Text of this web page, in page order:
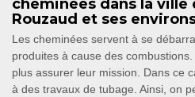
cheminées dans la ville
Rouzaud et ses
Les cheminées servent à se
produites à cause des
plus assurer leur mission. Dans ce
à des travaux de tubage. Ainsi, on